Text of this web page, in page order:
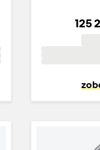
125